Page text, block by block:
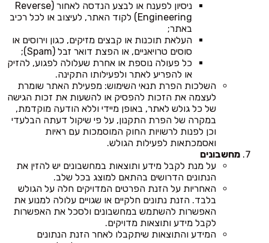
ניסיון לפענח או לבצע הנדסה לאחור (Reverse
Engineering) לקוד האתר, לעיצוב או לכל רכיב
באתר;
העלאת תוכנות או קבצים מזיקים, כגון וירוסים או
סוסים טרויאניים, או הפצת דואר זבל (Spam);
כל פעולה נוספת או אחרת שעלולה לפגוע, להזיק
או להפריע לאתר ולפעילותו התקינה.
השלכות הפרת תנאי השימוש: מפעילת האתר שומרת
לעצמה את הזכות להפסיק או להשעות את זכות הגישה
של כל גולש לאתר, באופן מיידי וללא הודעה מוקדמת,
במקרה של הפרת התקנון, על פי שיקול דעתה הבלעדי
וכן לפנות לרשויות החוק המוסמכות עם ראיות
ואסמכתאות לפעילות הגולש.
מחשבונים
על מנת לקבל מידע ותוצאות במחשבונים יש להזין את
הנתונים הדרושים בהתאם למוצג בכל שלב.
האחריות על הזנת הפרטים המדויקים חלה על הגולש
בלבד. הזנת נתונים חלקיים או שגויים עלולה למנוע את
האפשרות להשתמש במחשבונים ולסכל את האפשרות
לקבל מידע ותוצאות מדויקים.
המידע והתוצאות שיתקבלו לאחר הזנת הנתונים